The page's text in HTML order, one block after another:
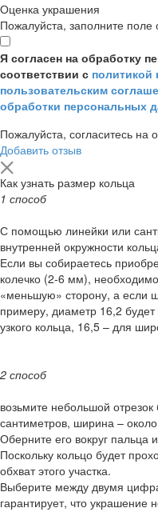
Оценка украшения
Пожалуйста, заполните поле
Я согласен на обработку
соответствии с политикой
пользовательским
обработки персональных
Пожалуйста, согласитесь на
Добавить отзыв
Как узнать размер кольца
1 способ
С помощью линейки или
внутренней окружности
Если вы собираетесь
колечко (2-6 мм),
«меньшую» сторону, а если
примеру, диаметр 16,2 будет
узкого кольца, 16,5 – для
2 способ
возьмите небольшой
сантиметров, ширина –
Оберните его вокруг пальца
Поскольку кольцо будет
обхват этого участка.
Выберите между двумя
гарантирует, что украшение